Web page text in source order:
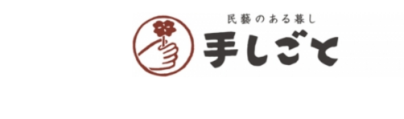
“民芸のある暮し” 手しごと
「手しごと」は陶磁器、木工品、編組品、ガラスなど、日本各地